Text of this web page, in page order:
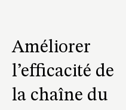
Améliorer
l’efficacité de
la chaîne du